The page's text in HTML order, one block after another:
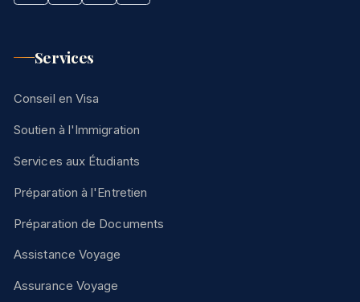
Services
Conseil en Visa
Soutien à l'Immigration
Services aux Étudiants
Préparation à l'Entretien
Préparation de Documents
Assistance Voyage
Assurance Voyage